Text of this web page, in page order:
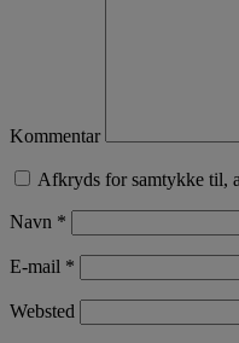
Kommentar
Afkryds for samtykke til,
Navn *
E-mail *
Websted